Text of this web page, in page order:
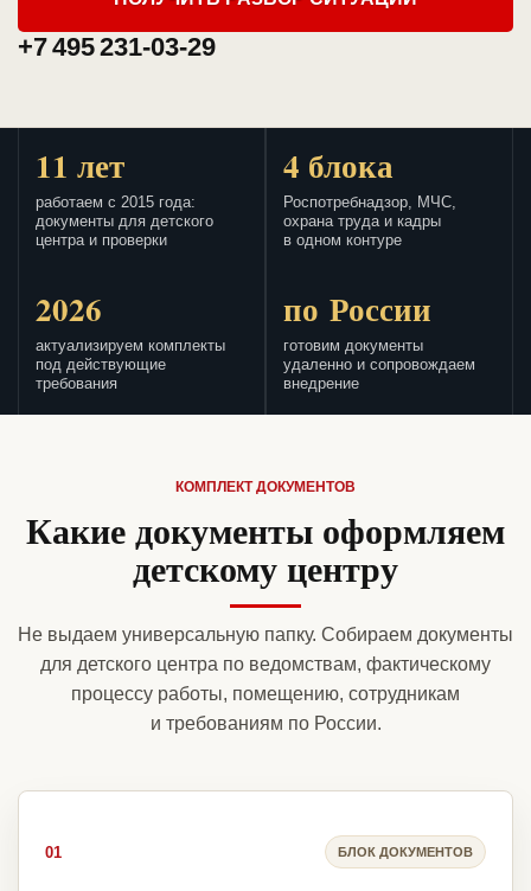
+7 495 231-03-29
11 лет
работаем с 2015 года:
документы для детского
центра и проверки
4 блока
Роспотребнадзор, МЧС,
охрана труда и кадры
в одном контуре
2026
актуализируем комплекты
под действующие
требования
по России
готовим документы
удаленно и сопровождаем
внедрение
КОМПЛЕКТ ДОКУМЕНТОВ
Какие документы оформляем
детскому центру
Не выдаем универсальную папку. Собираем документы
для детского центра по ведомствам, фактическому
процессу работы, помещению, сотрудникам
и требованиям по России.
01 БЛОК ДОКУМЕНТОВ